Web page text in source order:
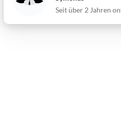
Seit über 2 Jahren